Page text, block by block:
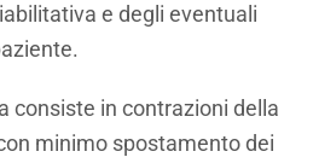
e degli eventuali
consiste in contrazioni della
minimo spostamento dei